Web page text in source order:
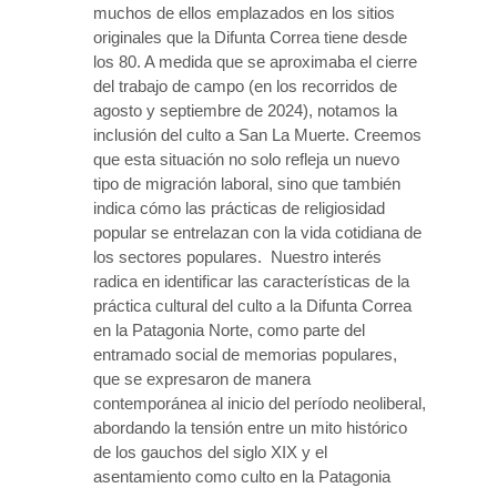
muchos de ellos emplazados en los sitios
originales que la Difunta Correa tiene desde
los 80. A medida que se aproximaba el cierre
del trabajo de campo (en los recorridos de
agosto y septiembre de 2024), notamos la
inclusión del culto a San La Muerte. Creemos
que esta situación no solo refleja un nuevo
tipo de migración laboral, sino que también
indica cómo las prácticas de religiosidad
popular se entrelazan con la vida cotidiana de
los sectores populares. Nuestro interés
radica en identificar las características de la
práctica cultural del culto a la Difunta Correa
en la Patagonia Norte, como parte del
entramado social de memorias populares,
que se expresaron de manera
contemporánea al inicio del período neoliberal,
abordando la tensión entre un mito histórico
de los gauchos del siglo XIX y el
asentamiento como culto en la Patagonia